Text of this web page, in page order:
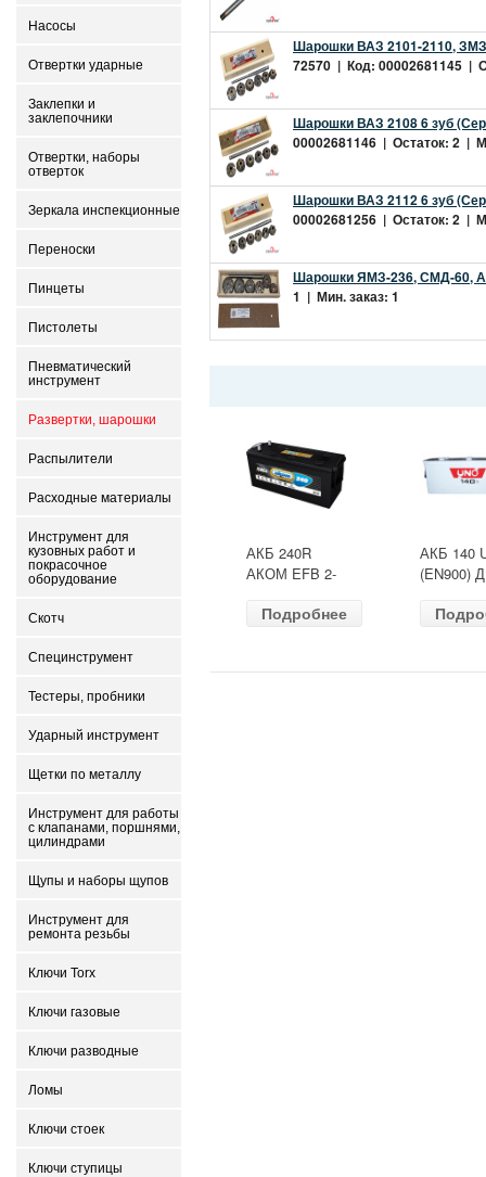
Насосы
Отвертки ударные
Заклепки и
заклепочники
Отвертки, наборы
отверток
Зеркала инспекционные
Переноски
Пинцеты
Пистолеты
Пневматический
инструмент
Развертки, шарошки
Распылители
Расходные материалы
Инструмент для
кузовных работ и
покрасочное
оборудование
Скотч
Специнструмент
Тестеры, пробники
Ударный инструмент
Щетки по металлу
Инструмент для работы
с клапанами, поршнями,
цилиндрами
Щупы и наборы щупов
Инструмент для
ремонта резьбы
Ключи Torx
Ключи газовые
Ключи разводные
Ломы
Ключи стоек
Ключи ступицы
Шарошки ВАЗ 2101-2110,
72570 | Код: 00002681145 |
Шарошки ВАЗ 2108 6 зуб
00002681146 | Остаток: 2 |
Шарошки ВАЗ 2112 6 зуб
00002681256 | Остаток: 2 |
Шарошки ЯМЗ-236, СМД-60,
1 | Мин. заказ: 1
АКБ 240R
АКОМ EFB 2-
(EN1500) ДШВ
Подробнее
АКБ 140
(EN900)
залит